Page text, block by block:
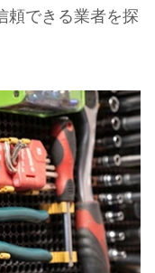
頼できる業者を探